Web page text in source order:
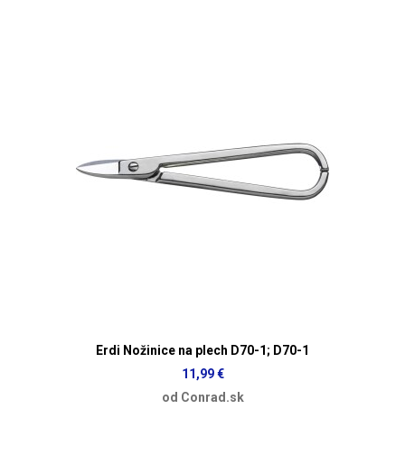
Erdi Nožinice na plech D70-1; D70-1
11,99 €
od Conrad.sk